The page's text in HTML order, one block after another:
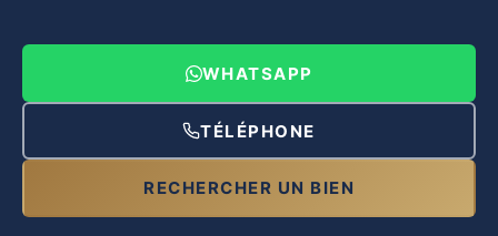
WHATSAPP
TÉLÉPHONE
RECHERCHER UN BIEN